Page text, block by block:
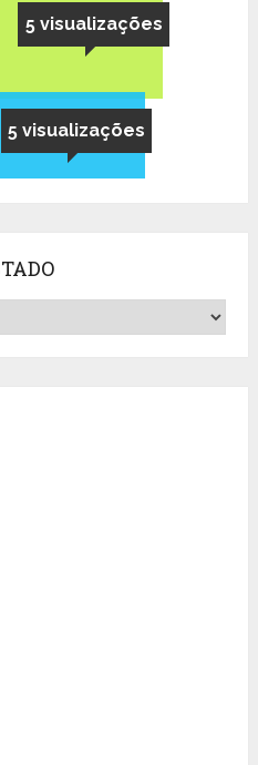
5 visualizações
5 visualizações